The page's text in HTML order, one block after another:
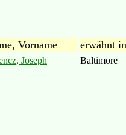
Vorname erwähnt in
Joseph Baltimore